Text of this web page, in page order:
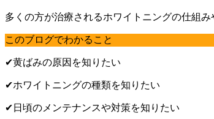
多くの方が治療されるホワイトニングの仕組
このブログでわかること
✔黄ばみの原因を知りたい
✔ホワイトニングの種類を知りたい
✔日頃のメンテナンスや対策を知りたい